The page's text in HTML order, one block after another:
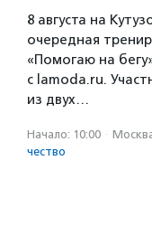
8 августа на
очередная
«Помогаю на
с lamoda.ru.
из двух…
Начало: 10:00 ·
чест­во